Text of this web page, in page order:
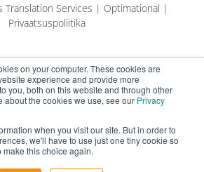
on your computer. These cookies are
experience and provide more
you, both on this website and through other
about the cookies we use, see our Privacy
when you visit our site. But in order to
we'll have to use just one tiny cookie so
make this choice again.
Services | Optimational |
Privaatsuspoliitika